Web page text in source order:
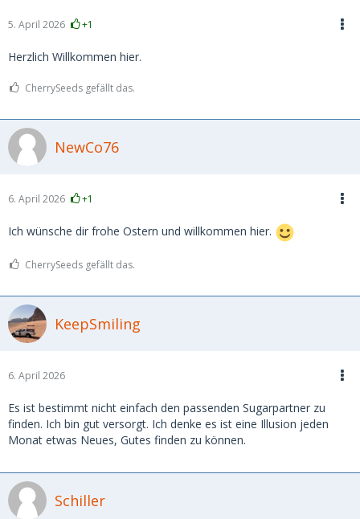
5. April 2026 +1
Herzlich Willkommen hier.
CherrySeeds gefällt das.
NewCo76
6. April 2026 +1
Ich wünsche dir frohe Ostern und willkommen hier.
CherrySeeds gefällt das.
KeepSmiling
6. April 2026
Es ist bestimmt nicht einfach den passenden Sugarpartner zu
finden. Ich bin gut versorgt. Ich denke es ist eine Illusion jeden
Monat etwas Neues, Gutes finden zu können.
Schiller